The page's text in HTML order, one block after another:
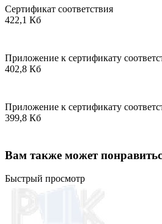
Сертификат соответствия
422,1 Кб
Приложение к сертификату
402,8 Кб
Приложение к сертификату
399,8 Кб
Вам также может
Быстрый просмотр